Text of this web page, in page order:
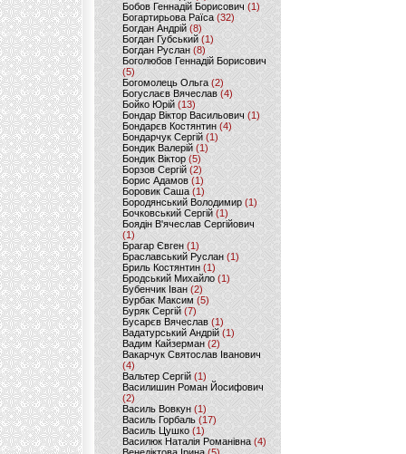
Бобов Геннадій Борисович (1)
Богартирьова Раїса (32)
Богдан Андрій(8)
Богдан Губський (1)
Богдан Руслан(8)
Боголюбов Геннадій Борисович
(5)
Богомолець Ольга (2)
Богуслаєв Вячеслав (4)
Бойко Юрій (13)
Бондар Віктор Васильович (1)
Бондарєв Костянтин (4)
Бондарчук Сергій(1)
Бондик Валерій (1)
Бондик Віктор(5)
Борзов Сергiй (2)
Борис Адамов(1)
Боровик Саша (1)
Бородянський Володимир (1)
Бочковський Сергій (1)
Боядін В'ячеслав Сергійович
(1)
Брагар Євген (1)
Браславський Руслан (1)
Бриль Костянтин (1)
Бродський Михайло (1)
Бубенчик Іван(2)
Бурбак Максим (5)
Буряк Сергій (7)
Бусарєв Вячеслав (1)
Вадатурський Андрій (1)
Вадим Кайзерман (2)
Вакарчук Святослав Іванович
(4)
Вальтер Сергій (1)
Василишин Роман Йосифович
(2)
Василь Вовкун (1)
Василь Горбаль (17)
Василь Цушко (1)
Василюк Наталія Романівна (4)